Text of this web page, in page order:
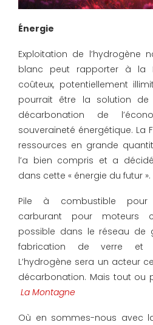
Énergie
Exploitation de
blanc peut rapporter à la
coûteux, potentiellement
pourrait être la solution
décarbonation de
souveraineté énergétique. La
ressources en grande
l’a bien compris et a
dans cette « énergie du futur ».
Pile à combustible pour
carburant pour moteurs
possible dans le réseau de
fabrication de verre et
L’hydrogène sera un acteur
décarbonation. Mais tout ou
La Montagne
Où en sommes-nous avec